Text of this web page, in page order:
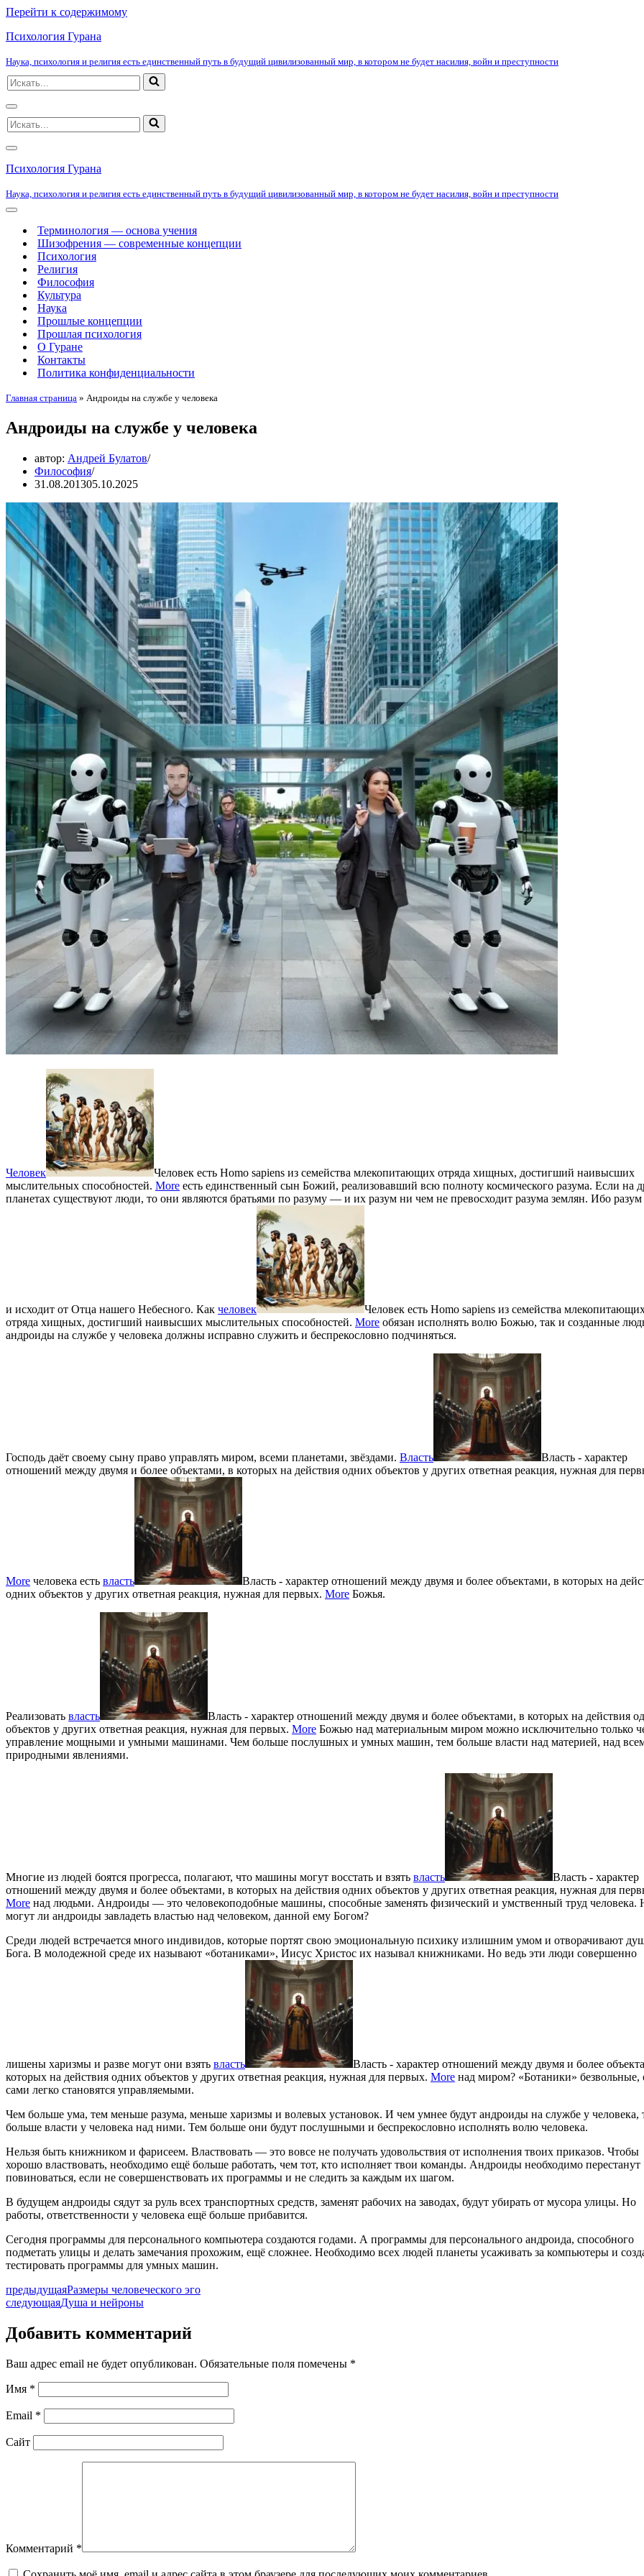
Перейти к содержимому
Психология Гурана
Наука, психология и религия есть единственный путь в будущий цивилизованный мир, в котором не будет насилия, войн и преступности
Искать...
Меню
навигации
Искать...
Меню
навигации
Психология Гурана
Наука, психология и религия есть единственный путь в будущий цивилизованный мир, в котором не будет насилия, войн и преступности
Меню
навигацииТерминология — основа учения
Шизофрения — современные концепции
Психология
Религия
Философия
Культура
Наука
Прошлые концепции
Прошлая психология
О Гуране
Контакты
Политика конфиденциальности
Главная страница » Андроиды на службе у человека
Андроиды на службе у человека
автор: Андрей Булатов
Философия
31.08.201305.10.2025
Человек
Человек есть Homo sapiens из семейства млекопитающих отряда хищных, достигший наивысших
мыслительных способностей. More есть единственный сын Божий, реализовавший всю полноту космического разума. Если на
планетах существуют люди, то они являются братьями по разуму — и их разум ни чем не превосходит разума землян. Ибо разум
и исходит от Отца нашего Небесного. Как человек
Человек есть Homo sapiens из семейства
отряда хищных, достигший наивысших мыслительных способностей. More обязан исполнять волю Божью, так и созданные
андроиды на службе у человека должны исправно служить и беспрекословно подчиняться.
Господь даёт своему сыну право управлять миром, всеми планетами, звёздами. Власть
Власть - характер
отношений между двумя и более объектами, в которых на действия одних объектов у других ответная реакция, нужная для
More человека есть власть
Власть - характер отношений между двумя и более объектами, в которых на
одних объектов у других ответная реакция, нужная для первых. More Божья.
Реализовать власть
Власть - характер отношений между двумя и более объектами, в которых на действия
объектов у других ответная реакция, нужная для первых. More Божью над материальным миром можно исключительно только
управление мощными и умными машинами. Чем больше послушных и умных машин, тем больше власти над материей, над
природными явлениями.
Многие из людей боятся прогресса, полагают, что машины могут восстать и взять власть
Власть - характер
отношений между двумя и более объектами, в которых на действия одних объектов у других ответная реакция, нужная для
More над людьми. Андроиды — это человекоподобные машины, способные заменять физический и умственный труд человека.
могут ли андроиды завладеть властью над человеком, данной ему Богом?
Среди людей встречается много индивидов, которые портят свою эмоциональную психику излишним умом и отворачивают
Бога. В молодежной среде их называют «ботаниками», Иисус Христос их называл книжниками. Но ведь эти люди совершенно
лишены харизмы и разве могут они взять власть
Власть - характер отношений между двумя и более
которых на действия одних объектов у других ответная реакция, нужная для первых. More над миром? «Ботаники» безвольные,
сами легко становятся управляемыми.
Чем больше ума, тем меньше разума, меньше харизмы и волевых установок. И чем умнее будут андроиды на службе у человека,
больше власти у человека над ними. Тем больше они будут послушными и беспрекословно исполнять волю человека.
Нельзя быть книжником и фарисеем. Властвовать — это вовсе не получать удовольствия от исполнения твоих приказов. Чтобы
хорошо властвовать, необходимо ещё больше работать, чем тот, кто исполняет твои команды. Андроиды необходимо перестанут
повиноваться, если не совершенствовать их программы и не следить за каждым их шагом.
В будущем андроиды сядут за руль всех транспортных средств, заменят рабочих на заводах, будут убирать от мусора улицы. Но
работы, ответственности у человека ещё больше прибавится.
Сегодня программы для персонального компьютера создаются годами. А программы для персонального андроида, способного
подметать улицы и делать замечания прохожим, ещё сложнее. Необходимо всех людей планеты усаживать за компьютеры и
тестировать программы для умных машин.
предыдущаяРазмеры человеческого эго
следующаяДуша и нейроны
Добавить комментарий
Ваш адрес email не будет опубликован. Обязательные поля помечены *
Имя *
Email *
Сайт
Комментарий *